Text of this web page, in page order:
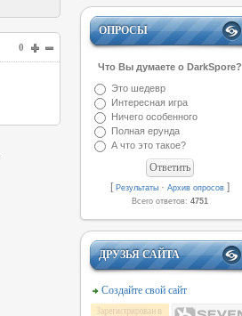
0
ОПРОСЫ
Что Вы думаете о DarkSpore?
Это шедевр
Интересная игра
Ничего особенного
Полная ерунда
А что это такое?
[ Результаты · Архив опросов ]
Всего ответов: 4751
ДРУЗЬЯ САЙТА
Создайте свой сайт